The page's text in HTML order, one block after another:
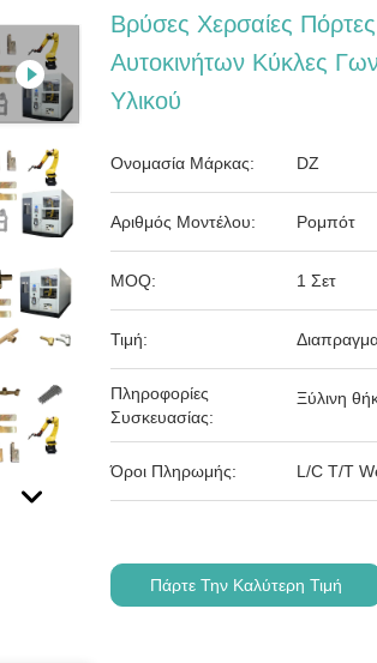
Βρύσες Χερσαίες
Αυτοκινήτων Κύκλες
Υλικού
Ονομασία Μάρκας: DZ
Αριθμός Μοντέλου: Ρομπότ
MOQ: 1 Σετ
Τιμή:
Πληροφορίες
Συσκευασίας:
Ξύλινη
Όροι Πληρωμής: L/C T/T
Πάρτε Την Καλύτερη Τιμή